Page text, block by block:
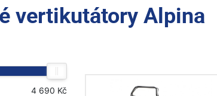
vertikutátory Alpina